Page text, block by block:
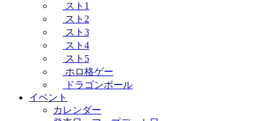
スト1
スト2
スト3
スト4
スト5
ホロ格ゲー
ドラゴンボール
イベント
カレンダー